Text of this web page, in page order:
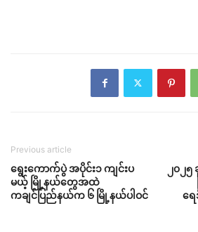
Previous article
ရွေးကောက်ပွဲ အပိုင်း၁ ကျင်းပ
မယ့် မြို့နယ်တွေအထဲ
ကချင်ပြည်နယ်က ၆ မြို့နယ်ပါဝင်
၂၀၂
ရ